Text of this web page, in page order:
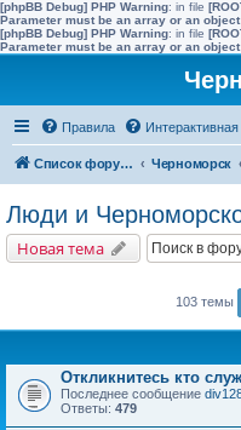
[phpBB Debug] PHP Warning: in file
Parameter must be an array or an
[phpBB Debug] PHP Warning: in file
Parameter must be an array or an
Правила Интерактивная
Список форумов Черноморск
Люди и
Новая тема
103 темы
Откликнитесь кто
Последнее сообщение
Ответы: 479